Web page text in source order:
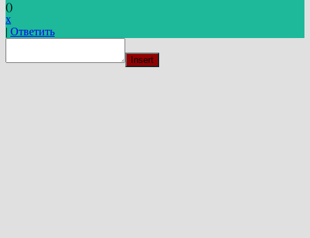
()
x
| Ответить
Insert